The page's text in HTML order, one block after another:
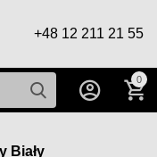
+48 12 211 21 55
0
Biały